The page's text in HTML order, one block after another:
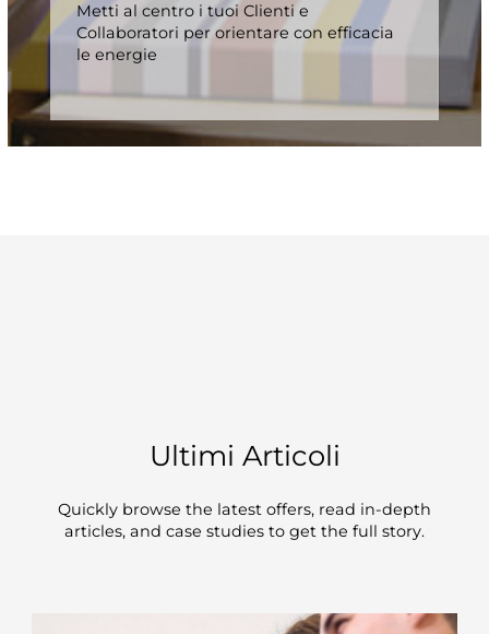
Metti al centro i tuoi Clienti e
Collaboratori per orientare con efficacia
le energie
Ultimi Articoli
Quickly browse the latest offers, read in-depth
articles, and case studies to get the full story.